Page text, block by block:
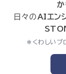
か
日々のAIエン
＊くわしいプ